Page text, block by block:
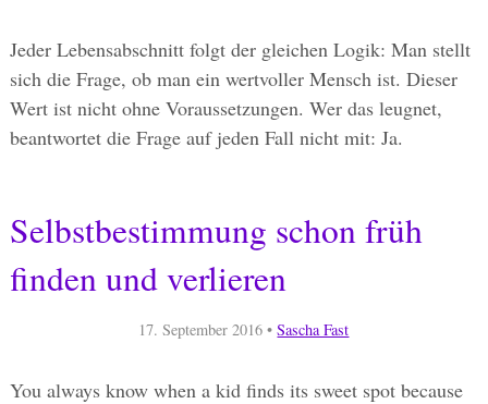
Jeder Lebensabschnitt folgt der gleichen Logik: Man stellt
sich die Frage, ob man ein wertvoller Mensch ist. Dieser
Wert ist nicht ohne Voraussetzungen. Wer das leugnet,
beantwortet die Frage auf jeden Fall nicht mit: Ja.
Selbstbestimmung schon früh
finden und verlieren
17. September 2016 •Sascha Fast
You always know when a kid finds its sweet spot because